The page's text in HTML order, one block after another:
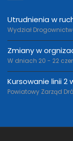
Utrudnienia w
Wydział
Zmiany w
W dniach 20 - 22
Kursowanie linii 2
Powiatowy Zarząd